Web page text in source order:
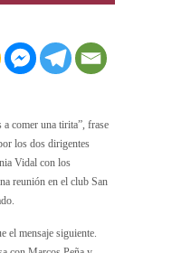
a comer una tirita”, frase
los dos dirigentes
Vidal con los
reunión en el club San
el mensaje siguiente.